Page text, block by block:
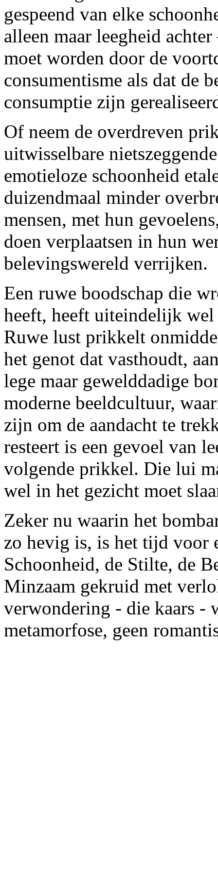
gespeend van elke
alleen maar leegheid
moet worden door de
consumentisme als dat de
consumptie zijn
Of neem de overdreven
uitwisselbare
emotieloze schoonheid
duizendmaal minder
mensen, met hun
doen verplaatsen in hun
belevingswereld verrijken.
Een ruwe boodschap die
heeft, heeft uiteindelijk
Ruwe lust prikkelt
het genot dat vasthoudt,
lege maar gewelddadige
moderne beeldcultuur,
zijn om de aandacht te
resteert is een gevoel van
volgende prikkel. Die lui
wel in het gezicht moet
Zeker nu waarin het
zo hevig is, is het tijd voor
Schoonheid, de Stilte, de
Minzaam gekruid met
verwondering - die kaars
metamorfose, geen